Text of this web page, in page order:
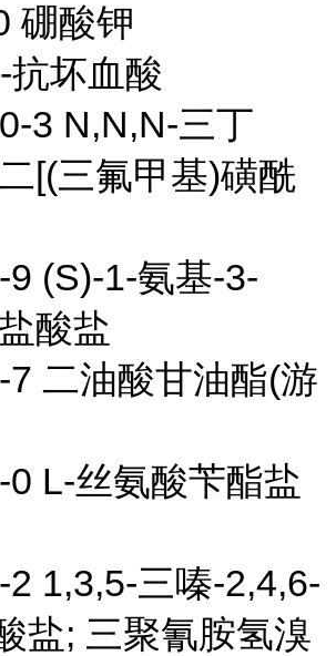
硼酸钾
抗坏血酸
3 N,N,N-三丁
[(三氟甲基)磺酰
(S)-1-氨基-3-
酸盐
二油酸甘油酯(游
L-丝氨酸苄酯盐
1,3,5-三嗪-2,4,6-
盐; 三聚氰胺氢溴